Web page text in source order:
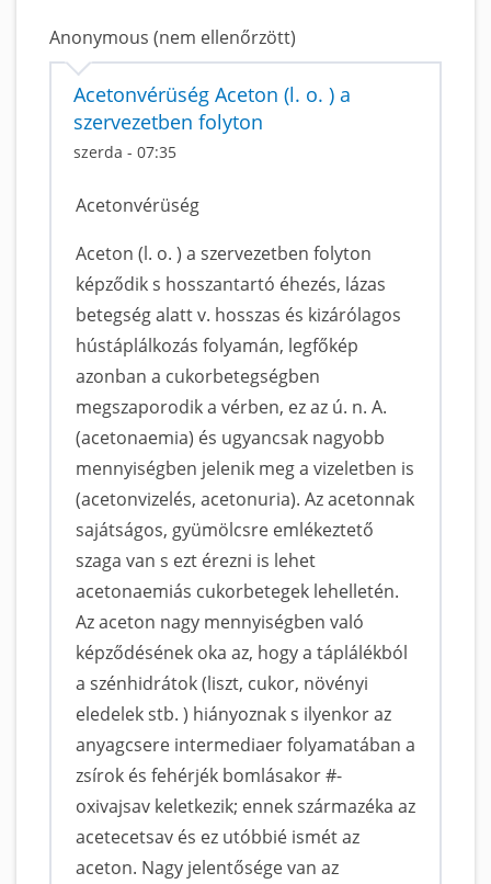
Anonymous (nem ellenőrzött)
Acetonvérüség Aceton (l. o. ) a
szervezetben folyton
szerda - 07:35
Acetonvérüség
Aceton (l. o. ) a szervezetben folyton
képződik s hosszantartó éhezés, lázas
betegség alatt v. hosszas és kizárólagos
hústáplálkozás folyamán, legfőkép
azonban a cukorbetegségben
megszaporodik a vérben, ez az ú. n. A.
(acetonaemia) és ugyancsak nagyobb
mennyiségben jelenik meg a vizeletben is
(acetonvizelés, acetonuria). Az acetonnak
sajátságos, gyümölcsre emlékeztető
szaga van s ezt érezni is lehet
acetonaemiás cukorbetegek lehelletén.
Az aceton nagy mennyiségben való
képződésének oka az, hogy a táplálékból
a szénhidrátok (liszt, cukor, növényi
eledelek stb. ) hiányoznak s ilyenkor az
anyagcsere intermediaer folyamatában a
zsírok és fehérjék bomlásakor #-
oxivajsav keletkezik; ennek származéka az
acetecetsav és ez utóbbié ismét az
aceton. Nagy jelentősége van az